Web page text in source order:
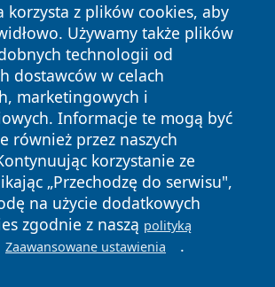
korzysta z plików cookies, aby
Używamy także plików
technologii od
dostawców w celach
marketingowych i
Informacje te mogą być
również przez naszych
korzystanie ze
„Przechodzę do serwisu",
na użycie dodatkowych
zgodnie z naszą polityką
Zaawansowane ustawienia .
Wszystkie prawa
Polityka
Prywatności
Polityka
Cookies